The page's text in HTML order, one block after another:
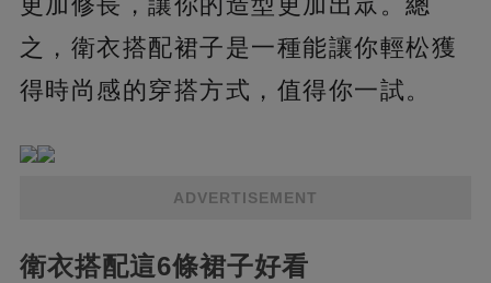
之，衛衣搭配裙子是一種能讓你輕松獲
得時尚感的穿搭方式，值得你一試。
ADVERTISEMENT
衛衣搭配這6條裙子好看